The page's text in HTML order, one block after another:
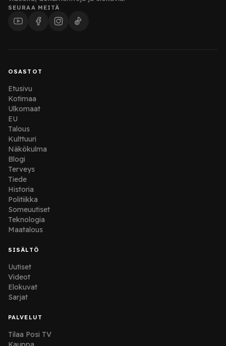
SEURAA MEITÄ
OSASTOT
Etusivu
Kotimaa
Ulkomaat
EU
Talous
Kulttuuri
Näkökulma
Blogi
Terveys
Tiede
Historia
Politiikka
Someuutiset
Teknologia
Maatalous
SISÄLTÖ
Uutiset
Videot
Elokuvat
Sarjat
PALVELUT
Tilaa Posi TV